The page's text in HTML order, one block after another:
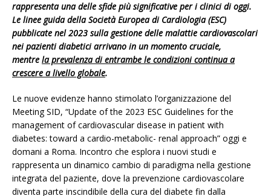
rappresenta una delle sfide più significative per i clinici di oggi.
Le linee guida della Società Europea di Cardiologia (ESC)
pubblicate nel 2023 sulla gestione delle malattie cardiovascolari
nei pazienti diabetici arrivano in un momento cruciale,
mentre la prevalenza di entrambe le condizioni continua a
crescere a livello globale.
Le nuove evidenze hanno stimolato l’organizzazione del
Meeting SID, “Update of the 2023 ESC Guidelines for the
management of cardiovascular disease in patient with
diabetes: toward a cardio-metabolic- renal approach” oggi e
domani a Roma. Incontro che esplora i nuovi studi e
rappresenta un dinamico cambio di paradigma nella gestione
integrata del paziente, dove la prevenzione cardiovascolare
diventa parte inscindibile della cura del diabete fin dalla